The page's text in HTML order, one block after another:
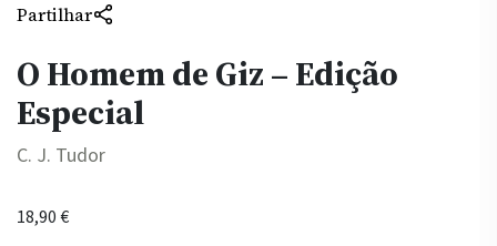
Partilhar
O Homem de Giz – Edição
Especial
C. J. Tudor
18,90€